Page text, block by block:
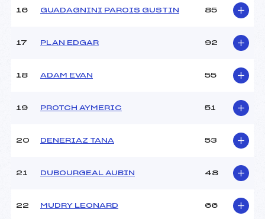
Pénalité appliquée :
63.4800
16 GUADAGNINI PAROIS GUSTIN 85
17 PLAN EDGAR 92
18 ADAM EVAN 55
19 PROTCH AYMERIC 51
20 DENERIAZ TANA 53
21 DUBOURGEAL AUBIN 48
22 MUDRY LEONARD 66